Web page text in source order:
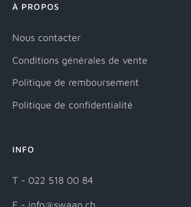
À PROPOS
Nous contacter
Conditions générales de vente
Politique de remboursement
Politique de confidentialité
INFO
T - 022 518 00 84
E - info@swaap.ch